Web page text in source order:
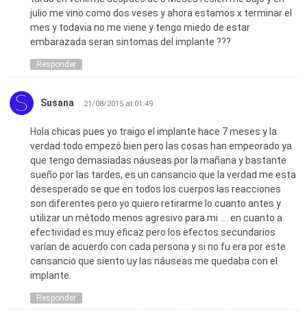
julio me vino como dos veses y ahora estamos x terminar el
mes y todavia no me viene y tengo miedo de estar
embarazada seran sintomas del implante ???
Responder
Susana 21/08/2015 at 01:49
Hola chicas pues yo traigo el implante hace 7 meses y la
verdad todo empezó bien pero las cosas han empeorado ya
que tengo demasiadas náuseas por la mañana y bastante
sueño por las tardes, es un cansancio que la verdad me esta
desesperado se que en todos los cuerpos las reacciones
son diferentes pero yo quiero retirarme lo cuanto antes y
utilizar un método menos agresivo para mi …. en cuanto a
efectividad es muy eficaz pero los efectos secundarios
varían de acuerdo con cada persona y si no fu era por este
cansancio que siento uy las náuseas me quedaba con el
implante.
Responder